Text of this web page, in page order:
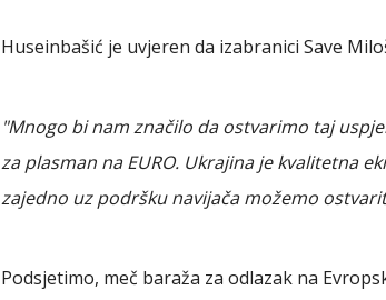
Huseinbašić je uvjeren da izabranici Save
"Mnogo bi nam značilo da ostvarimo taj
za plasman na EURO. Ukrajina je kvalitetna
zajedno uz podršku navijača možemo
Podsjetimo, meč baraža za odlazak na